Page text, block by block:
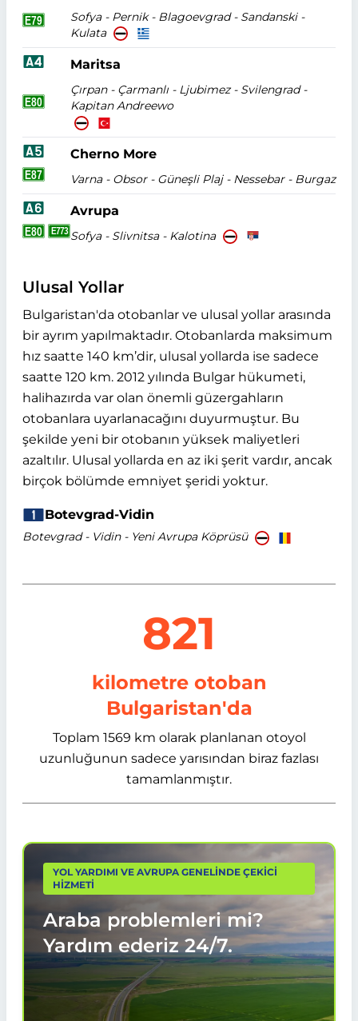
Sofya - Pernik - Blagoevgrad - Sandanski -
Kulata
Maritsa
Çırpan - Çarmanlı - Ljubimez - Svilengrad -
Kapitan Andreewo
Cherno More
Varna - Obsor - Güneşli Plaj - Nessebar - Burgaz
Avrupa
Sofya - Slivnitsa - Kalotina
Ulusal Yollar
Bulgaristan'da otobanlar ve ulusal yollar arasında
bir ayrım yapılmaktadır. Otobanlarda maksimum
hız saatte 140 km’dir, ulusal yollarda ise sadece
saatte 120 km. 2012 yılında Bulgar hükumeti,
halihazırda var olan önemli güzergahların
otobanlara uyarlanacağını duyurmuştur. Bu
şekilde yeni bir otobanın yüksek maliyetleri
azaltılır. Ulusal yollarda en az iki şerit vardır, ancak
birçok bölümde emniyet şeridi yoktur.
Botevgrad-Vidin
Botevgrad - Vidin - Yeni Avrupa Köprüsü
821
kilometre otoban
Bulgaristan'da
Toplam 1569 km olarak planlanan otoyol
uzunluğunun sadece yarısından biraz fazlası
tamamlanmıştır.
YOL YARDIMI VE AVRUPA GENELİNDE ÇEKİCİ
HİZMETİ
Araba problemleri mi?
Yardım ederiz24/7.